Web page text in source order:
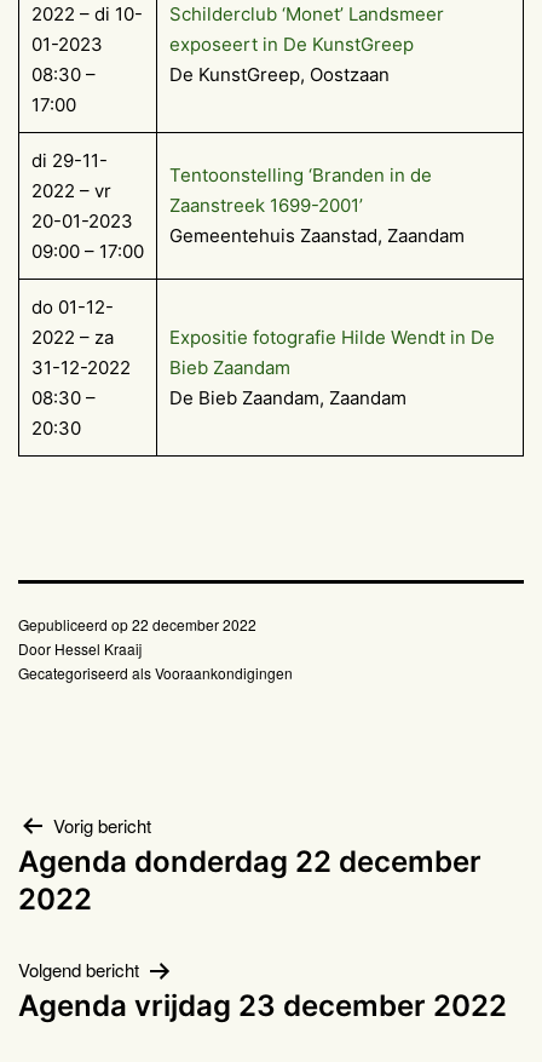
2022 – di 10-
01-2023
08:30 –
17:00
Schilderclub ‘Monet’ Landsmeer
exposeert in De KunstGreep
De KunstGreep, Oostzaan
di 29-11-
2022 – vr
20-01-2023
09:00 – 17:00
Tentoonstelling ‘Branden in de
Zaanstreek 1699-2001’
Gemeentehuis Zaanstad, Zaandam
do 01-12-
2022 – za
31-12-2022
08:30 –
20:30
Expositie fotografie Hilde Wendt in De
Bieb Zaandam
De Bieb Zaandam, Zaandam
Gepubliceerd op22 december 2022
Door Hessel Kraaij
Gecategoriseerd alsVooraankondigingen
Bericht
navigatie
Vorig bericht
Agenda donderdag 22 december
2022
Volgend bericht
Agenda vrijdag 23 december 2022